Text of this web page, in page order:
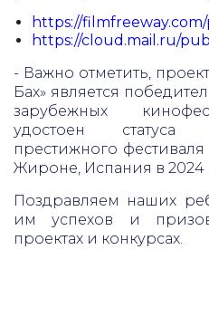
https://
https://cloud.mail.ru/
- Важно отметить,
Бах» является
зарубежных
удостоен статуса
престижного
Жироне, Испания в 2024
Поздравляем наших
им успехов и
проектах и конкурсах.